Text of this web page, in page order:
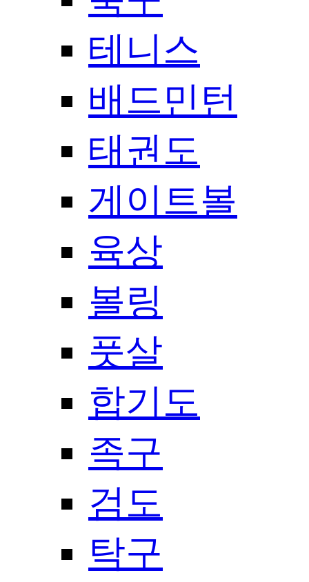
테니스
배드민턴
태권도
게이트볼
육상
볼링
풋살
합기도
족구
검도
탁구